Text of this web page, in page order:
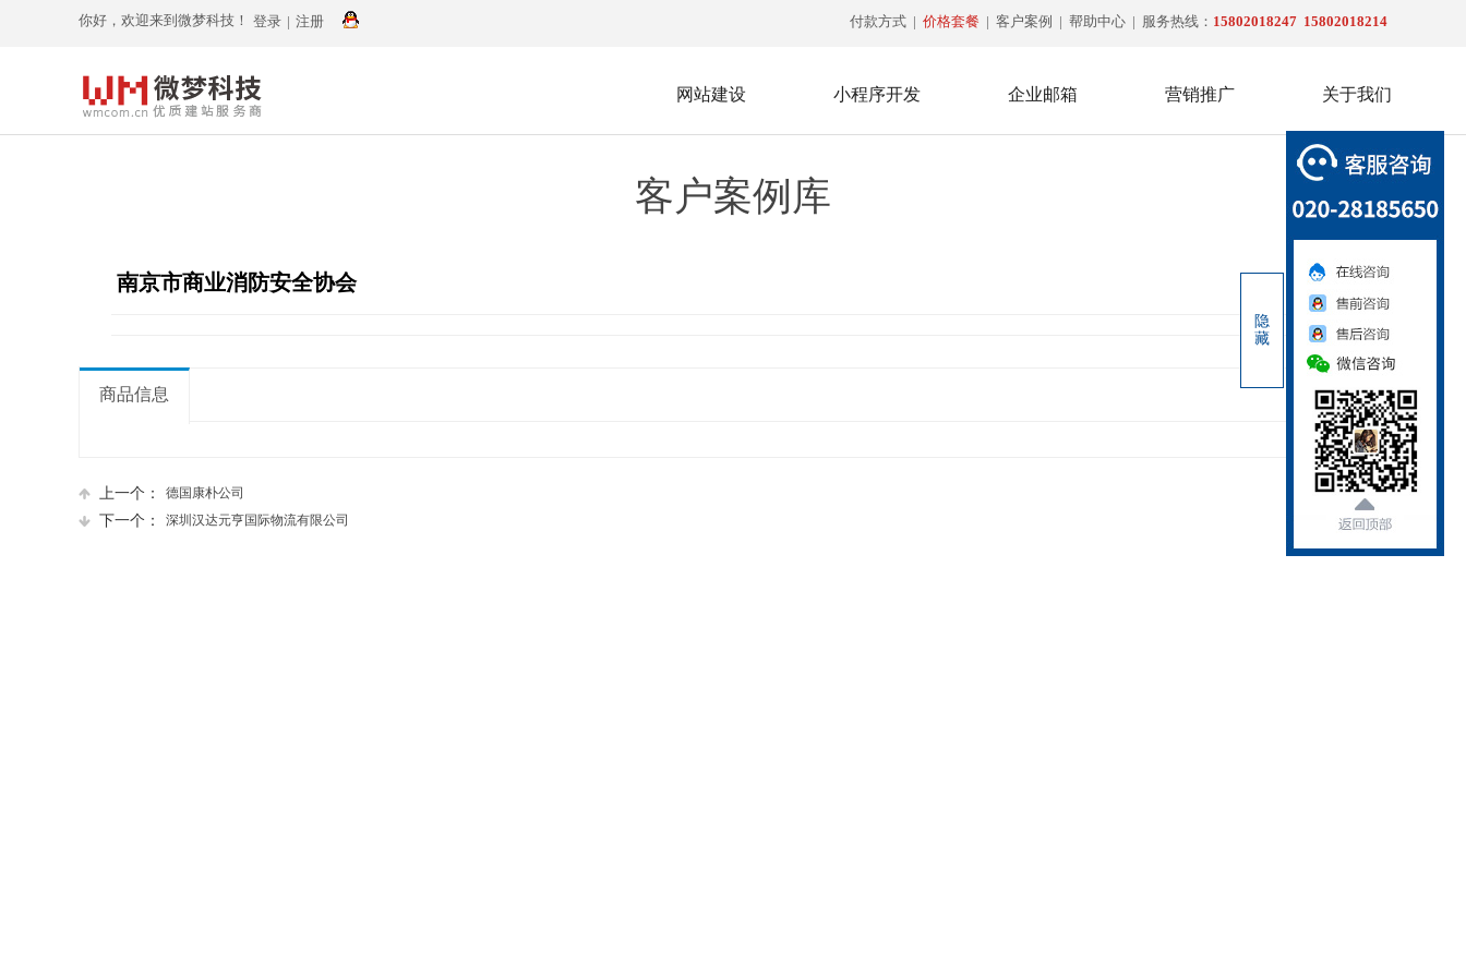
你好，欢迎来到微梦科技！ 登录 | 注册 付款方式 | 价格套餐 | 客户案例 | 帮助中心 | 服务热线： 15802018247 15802018214
网站建设 小程序开发 企业邮箱 营销推广 关于我们
客户案例库
南京市商业消防安全协会
商品信息
上一个： 德国康朴公司
下一个： 深圳汉达元亨国际物流有限公司
隐
藏